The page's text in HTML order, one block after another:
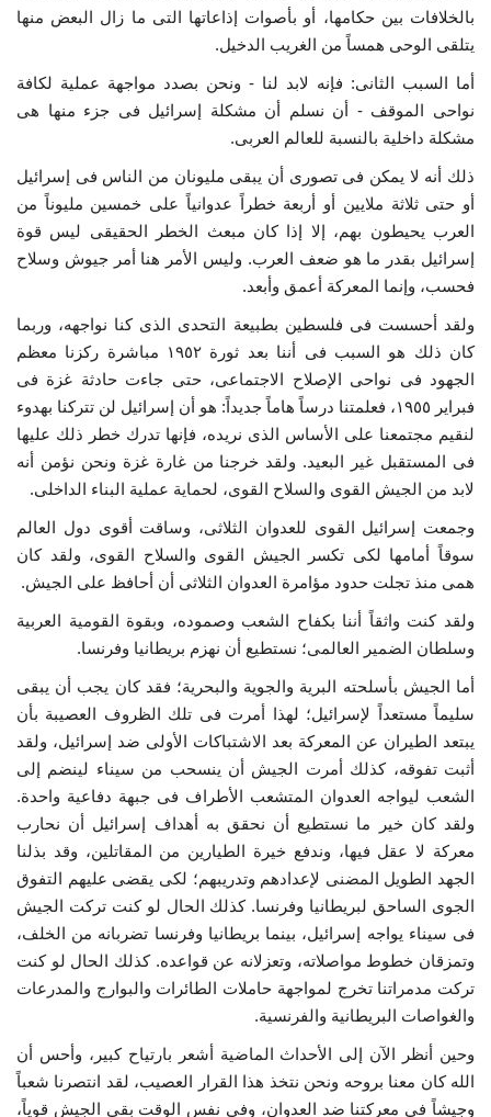
بالخلافات بين حكامها، أو بأصوات إذاعاتها التى ما زال البعض منها
يتلقى الوحى همساً من الغريب الدخيل.
أما السبب الثانى: فإنه لابد لنا - ونحن بصدد مواجهة عملية لكافة
نواحى الموقف - أن نسلم أن مشكلة إسرائيل فى جزء منها هى
مشكلة داخلية بالنسبة للعالم العربى.
ذلك أنه لا يمكن فى تصورى أن يبقى مليونان من الناس فى إسرائيل
أو حتى ثلاثة ملايين أو أربعة خطراً عدوانياً على خمسين مليوناً من
العرب يحيطون بهم، إلا إذا كان مبعث الخطر الحقيقى ليس قوة
إسرائيل بقدر ما هو ضعف العرب. وليس الأمر هنا أمر جيوش وسلاح
فحسب، وإنما المعركة أعمق وأبعد.
ولقد أحسست فى فلسطين بطبيعة التحدى الذى كنا نواجهه، وربما
كان ذلك هو السبب فى أننا بعد ثورة ١٩٥٢ مباشرة ركزنا معظم
الجهود فى نواحى الإصلاح الاجتماعى، حتى جاءت حادثة غزة فى
فبراير ١٩٥٥، فعلمتنا درساً هاماً جديداً: هو أن إسرائيل لن تتركنا بهدوء
لنقيم مجتمعنا على الأساس الذى نريده، فإنها تدرك خطر ذلك عليها
فى المستقبل غير البعيد. ولقد خرجنا من غارة غزة ونحن نؤمن أنه
لابد من الجيش القوى والسلاح القوى، لحماية عملية البناء الداخلى.
وجمعت إسرائيل القوى للعدوان الثلاثى، وساقت أقوى دول العالم
سوقاً أمامها لكى تكسر الجيش القوى والسلاح القوى، ولقد كان
همى منذ تجلت حدود مؤامرة العدوان الثلاثى أن أحافظ على الجيش.
ولقد كنت واثقاً أننا بكفاح الشعب وصموده، وبقوة القومية العربية
وسلطان الضمير العالمى؛ نستطيع أن نهزم بريطانيا وفرنسا.
أما الجيش بأسلحته البرية والجوية والبحرية؛ فقد كان يجب أن يبقى
سليماً مستعداً لإسرائيل؛ لهذا أمرت فى تلك الظروف العصيبة بأن
يبتعد الطيران عن المعركة بعد الاشتباكات الأولى ضد إسرائيل، ولقد
أثبت تفوقه، كذلك أمرت الجيش أن ينسحب من سيناء لينضم إلى
الشعب ليواجه العدوان المتشعب الأطراف فى جبهة دفاعية واحدة.
ولقد كان خير ما نستطيع أن نحقق به أهداف إسرائيل أن نحارب
معركة لا عقل فيها، وندفع خيرة الطيارين من المقاتلين، وقد بذلنا
الجهد الطويل المضنى لإعدادهم وتدريبهم؛ لكى يقضى عليهم التفوق
الجوى الساحق لبريطانيا وفرنسا. كذلك الحال لو كنت تركت الجيش
فى سيناء يواجه إسرائيل، بينما بريطانيا وفرنسا تضربانه من الخلف،
وتمزقان خطوط مواصلاته، وتعزلانه عن قواعده. كذلك الحال لو كنت
تركت مدمراتنا تخرج لمواجهة حاملات الطائرات والبوارج والمدرعات
والغواصات البريطانية والفرنسية.
وحين أنظر الآن إلى الأحداث الماضية أشعر بارتياح كبير، وأحس أن
الله كان معنا بروحه ونحن نتخذ هذا القرار العصيب، لقد انتصرنا شعباً
وجيشاً فى معركتنا ضد العدوان، وفى نفس الوقت بقى الجيش قوياً،